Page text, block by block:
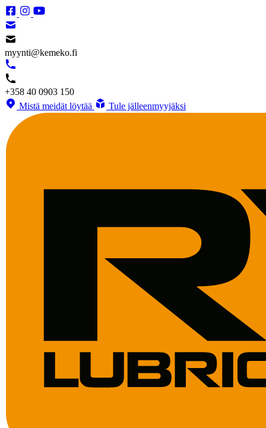
myynti@kemeko.fi
+358 40 0903 150
Mistä meidät löytää
Tule jälleenmyyjäksi